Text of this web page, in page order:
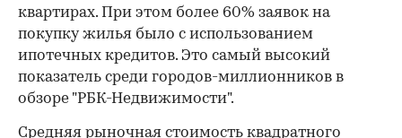
квартирах. При этом более 60% заявок на
покупку жилья было с использованием
ипотечных кредитов. Это самый высокий
показатель среди городов-миллионников в
обзоре "РБК-Недвижимости".
Средняя рыночная стоимость квадратного